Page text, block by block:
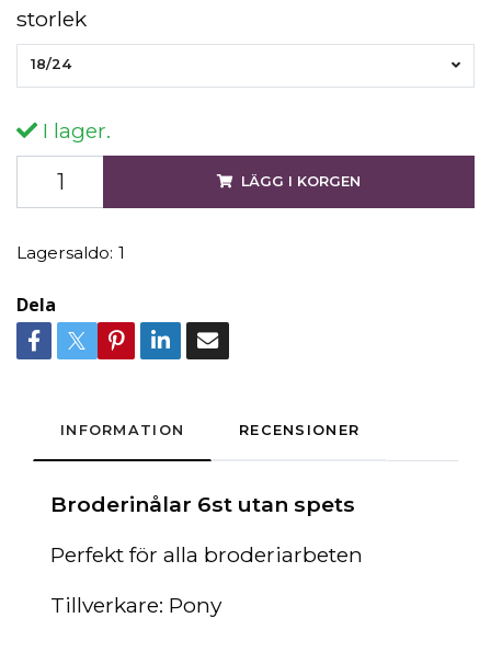
storlek
18/24
I lager.
LÄGG I KORGEN
Lagersaldo: 1
Dela
INFORMATION RECENSIONER
Broderinålar 6st utan spets
Perfekt för alla broderiarbeten
Tillverkare: Pony